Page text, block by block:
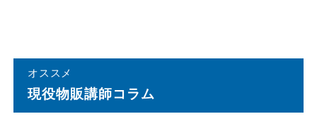
オススメ
現役物販講師コラム